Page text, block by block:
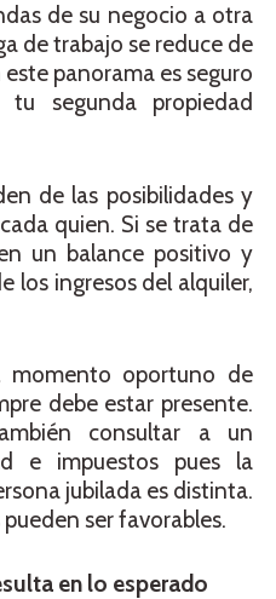
de su negocio a otra
de trabajo se reduce de
panorama es seguro
segunda propiedad
de las posibilidades y
quien. Si se trata de
un balance positivo y
los ingresos del alquiler,
momento oportuno de
debe estar presente.
consultar a un
e impuestos pues la
jubilada es distinta.
ser favorables.
en lo esperado